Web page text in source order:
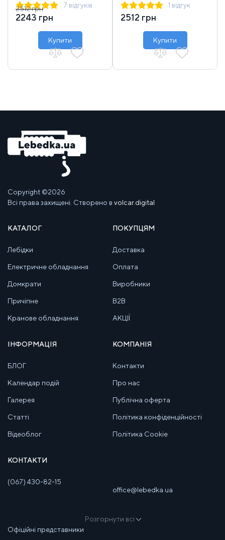
7 відгуків
2243 грн
2512 грн
Купити
1 відгук
2512 грн
Купити
Copyright ©2026
Всі права захищені. Створено в volcar.digital
КАТАЛОГ
Лебідки
Електричне обладнання
Домкрати
Причіпне
Кранове обладнання
ПОКУПЦЯМ
Доставка
Оплата
Виробники
B2B
АКЦІЇ
ІНФОРМАЦІЯ
БЛОГ
Календар подій
Галерея
Статті
Відеоблог
КОМПАНІЯ
Контакти
Про нас
Публічна оферта
Політика конфіденційності
Політика Cookie
КОНТАКТИ
(067) 430-82-15
office@lebedka.ua
Розгорнути всі
Офіційні представники